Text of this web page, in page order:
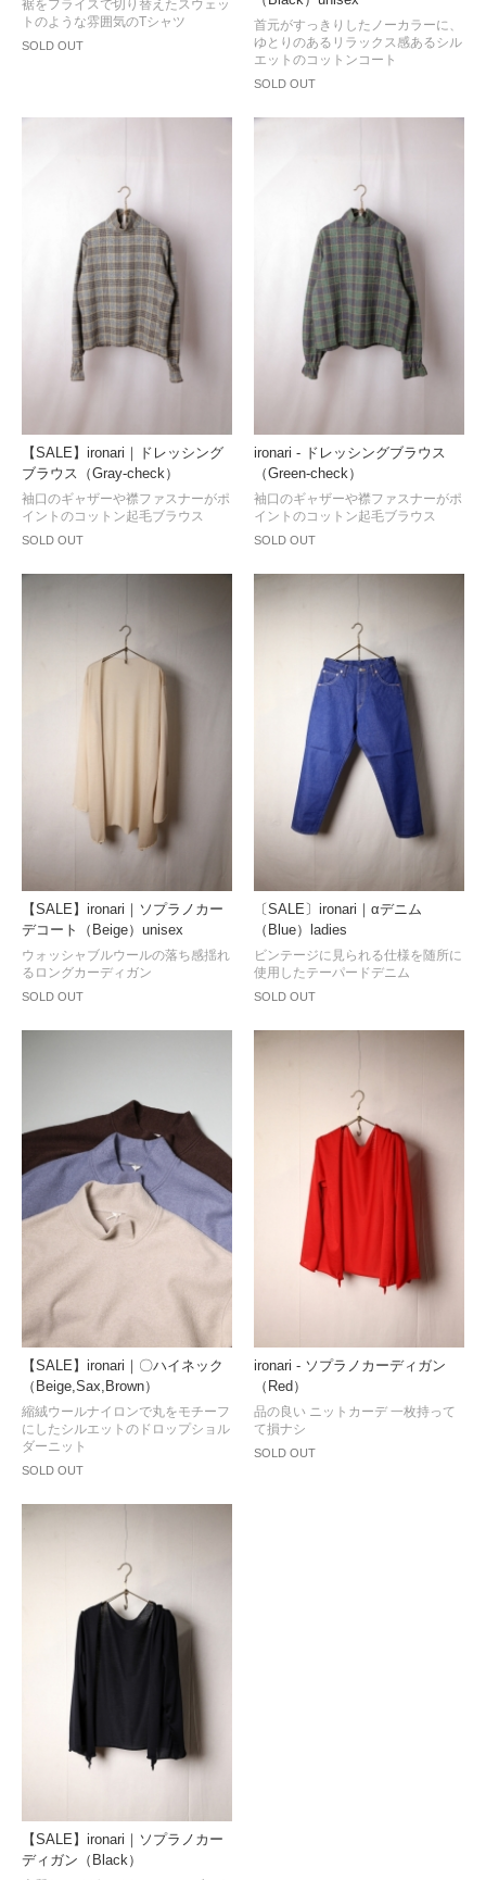
SOLD OUT
裾をフライスで切り替えたスウェッ
トのような雰囲気のTシャツ
SOLD OUT
首元がすっきりしたノーカラーに、
ゆとりのあるリラックス感あるシル
エットのコットンコート
【SALE】ironari｜ドレッシング
ブラウス（Gray-check）
SOLD OUT
袖口のギャザーや襟ファスナーがポ
イントのコットン起毛ブラウス
ironari - ドレッシングブラウス
（Green-check）
SOLD OUT
袖口のギャザーや襟ファスナーがポ
イントのコットン起毛ブラウス
【SALE】ironari｜ソプラノカー
デコート（Beige）unisex
SOLD OUT
ウォッシャブルウールの落ち感揺れ
るロングカーディガン
〔SALE〕ironari｜αデニム
（Blue）ladies
SOLD OUT
ビンテージに見られる仕様を随所に
使用したテーパードデニム
【SALE】ironari｜〇ハイネック
（Beige,Sax,Brown）
SOLD OUT
縮絨ウールナイロンで丸をモチーフ
にしたシルエットのドロップショル
ダーニット
ironari - ソプラノカーディガン
（Red）
SOLD OUT
品の良い ニットカーデ 一枚持って
て損ナシ
【SALE】ironari｜ソプラノカー
ディガン（Black）